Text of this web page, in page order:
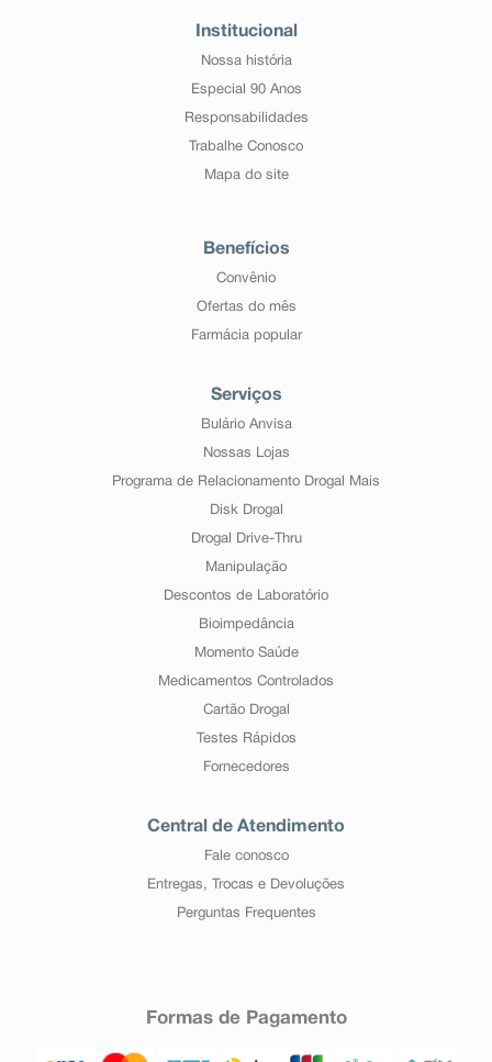
Institucional
Nossa história
Especial 90 Anos
Responsabilidades
Trabalhe Conosco
Mapa do site
Benefícios
Convênio
Ofertas do mês
Farmácia popular
Serviços
Bulário Anvisa
Nossas Lojas
Programa de Relacionamento Drogal Mais
Disk Drogal
Drogal Drive-Thru
Manipulação
Descontos de Laboratório
Bioimpedância
Momento Saúde
Medicamentos Controlados
Cartão Drogal
Testes Rápidos
Fornecedores
Central de Atendimento
Fale conosco
Entregas, Trocas e Devoluções
Perguntas Frequentes
Formas de Pagamento